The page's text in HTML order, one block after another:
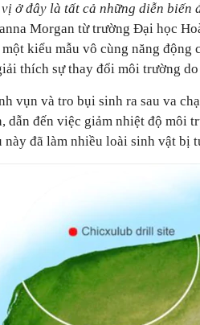
ở đây là tất cả những diễn biến
Morgan từ trường Đại học
một kiểu mẫu vô cùng năng
thích sự thay đổi môi trường
vụn và tro bụi sinh ra sau va
dẫn đến việc giảm nhiệt độ môi
này đã làm nhiều loài sinh vật bị